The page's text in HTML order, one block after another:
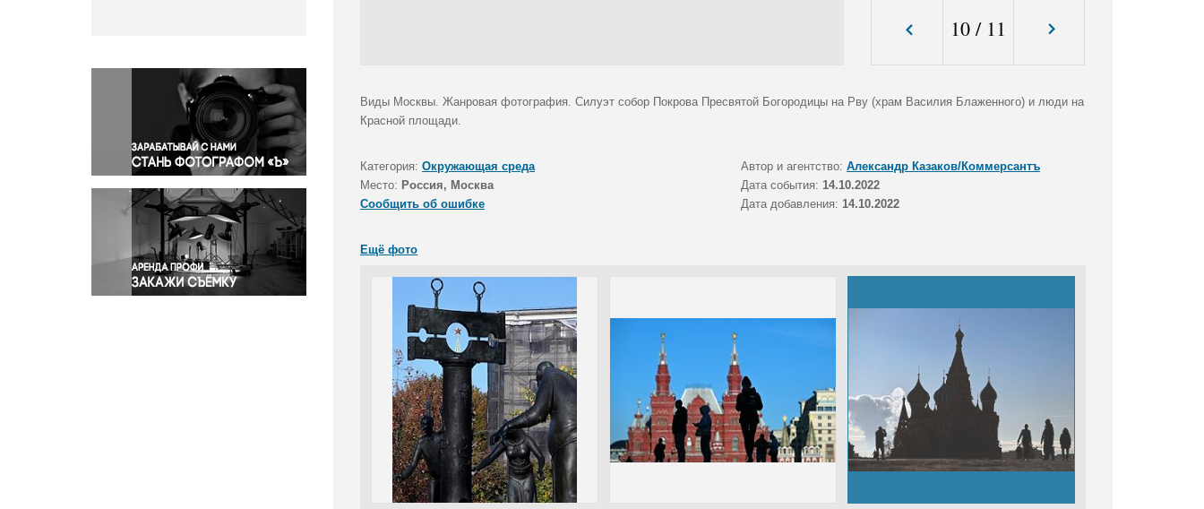
Окружающая среда
Политика
Правосудие
Происшествия и конфликты
Религия
Светская жизнь
Спорт
Экология
Экономика и бизнес
10/ 11
Виды Москвы. Жанровая фотография. Силуэт собор Покрова Пресвятой Богородицы на Рву (храм Василия Блаженного) и люди на
Красной площади.
Категория: Окружающая среда Автор и агентство: Александр Казаков/Коммерсантъ
Место: Россия, Москва Дата события: 14.10.2022
Сообщить об ошибке
Дата добавления: 14.10.2022
Ещё фото